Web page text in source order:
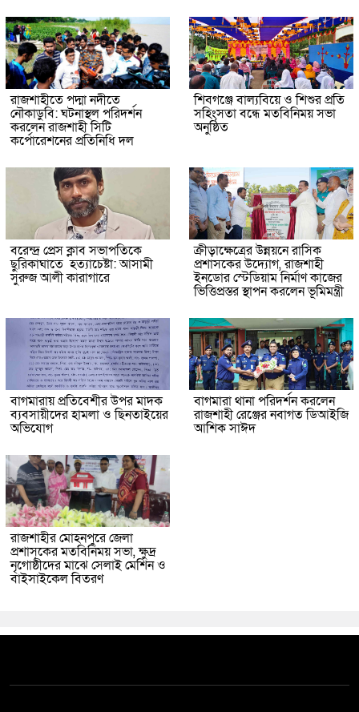
রাজশাহীতে পদ্মা নদীতে
নৌকাডুবি: ঘটনাস্থল পরিদর্শন
করলেন রাজশাহী সিটি
কর্পোরেশনের প্রতিনিধি দল
শিবগঞ্জে বাল্যবিয়ে ও শিশুর প্রতি
সহিংসতা বন্ধে মতবিনিময় সভা
অনুষ্ঠিত
বরেন্দ্র প্রেস ক্লাব সভাপতিকে
ছুরিকাঘাতে হত্যাচেষ্টা: আসামী
সুরুজ আলী কারাগারে
ক্রীড়াক্ষেত্রের উন্নয়নে রাসিক
প্রশাসকের উদ্যোগ, রাজশাহী
ইনডোর স্টেডিয়াম নির্মাণ কাজের
ভিত্তিপ্রস্তর স্থাপন করলেন ভূমিমন্ত্রী
বাগমারায় প্রতিবেশীর উপর মাদক
ব্যবসায়ীদের হামলা ও ছিনতাইয়ের
অভিযোগ
বাগমারা থানা পরিদর্শন করলেন
রাজশাহী রেঞ্জের নবাগত ডিআইজি
আশিক সাঈদ
রাজশাহীর মোহনপুরে জেলা
প্রশাসকের মতবিনিময় সভা, ক্ষুদ্র
নৃগোষ্ঠীদের মাঝে সেলাই মেশিন ও
বাইসাইকেল বিতরণ